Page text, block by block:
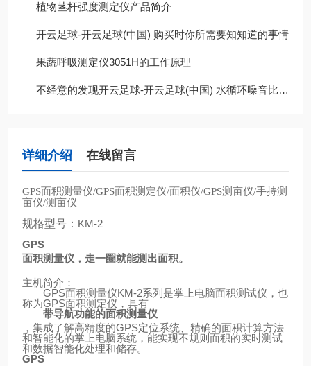
植物茎杆强度测定仪产品简介
开云足球-开云足球(中国) 购买时你所需要知知道的事情
果蔬呼吸测定仪3051H的工作原理
不经意的发现开云足球-开云足球(中国) 水循环噪音比以前大很多，这是为什么呢?
详细介绍 在线留言
GPS面积测量仪/GPS面积测定仪/面积仪/GPS测亩仪/手持测
亩仪/测亩仪
规格型号： KM-2
GPS
面积测量仪，走一圈就能测出面积。
主机简介：
GPS面积测量仪KM-2系列是掌上电脑面积测试仪，也
称为GPS面积测定仪，具有
带导航功能的面积测量仪
，集成了解高精度的GPS定位系统、精确的面积计算方法
和智能化的掌上电脑系统，能实现不规则面积的实时测试
和数据智能化处理和储存。
GPS